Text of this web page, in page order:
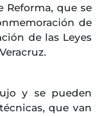
Reforma, que se
de
de las Leyes
y se pueden
que van